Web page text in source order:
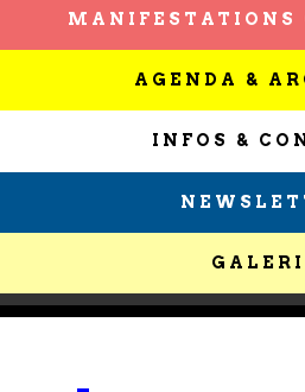
MANIFESTATIONS
AGENDA &
INFOS &